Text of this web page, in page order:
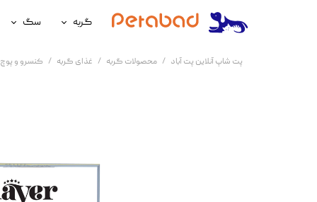
گربه
غذای گربه
سگ
پت شاپ آنلاین پت آباد محصولات گربه غذای گربه کنسرو و